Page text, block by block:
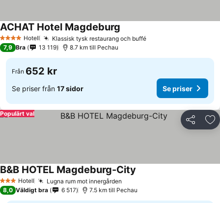
4 StjärnorHotell Klassisk tysk restaurang och bufféSe priser
ACHAT Hotel Magdeburg
7,9 Bra 13 119 8.7 km till Pechau
Från 652 kr
Se priser från 17 sidor Se priser
Dela
Populärt val
3 StjärnorHotell Lugna rum mot innergården
B&B HOTEL Magdeburg-City
8,0 Väldigt bra 6 517 7.5 km till Pechau